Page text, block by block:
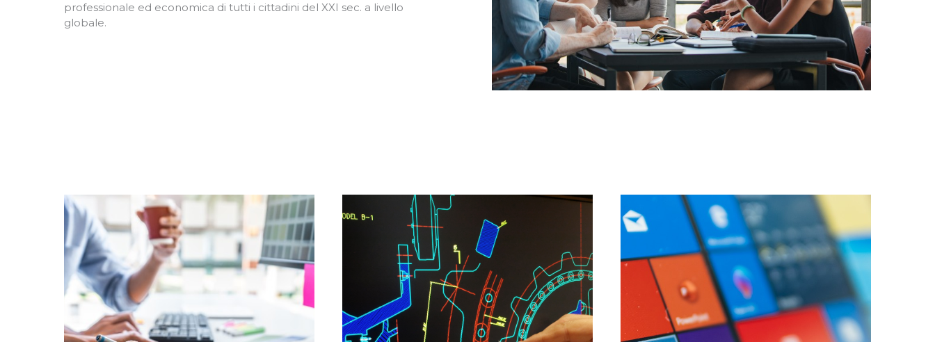
professionale ed economica di tutti i cittadini del XXI sec. a livello
globale.